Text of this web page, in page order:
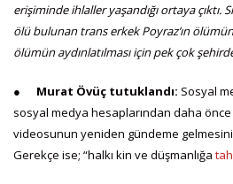
erişiminde ihlaller yaşandığı ortaya çıktı.
ölü bulunan trans erkek Poyraz’ın
ölümün aydınlatılması için pek çok
● Murat Övüç tutuklandı: Sosyal
sosyal medya hesaplarından daha önce
videosunun yeniden gündeme
Gerekçe ise; “halkı kin ve düşmanlığa